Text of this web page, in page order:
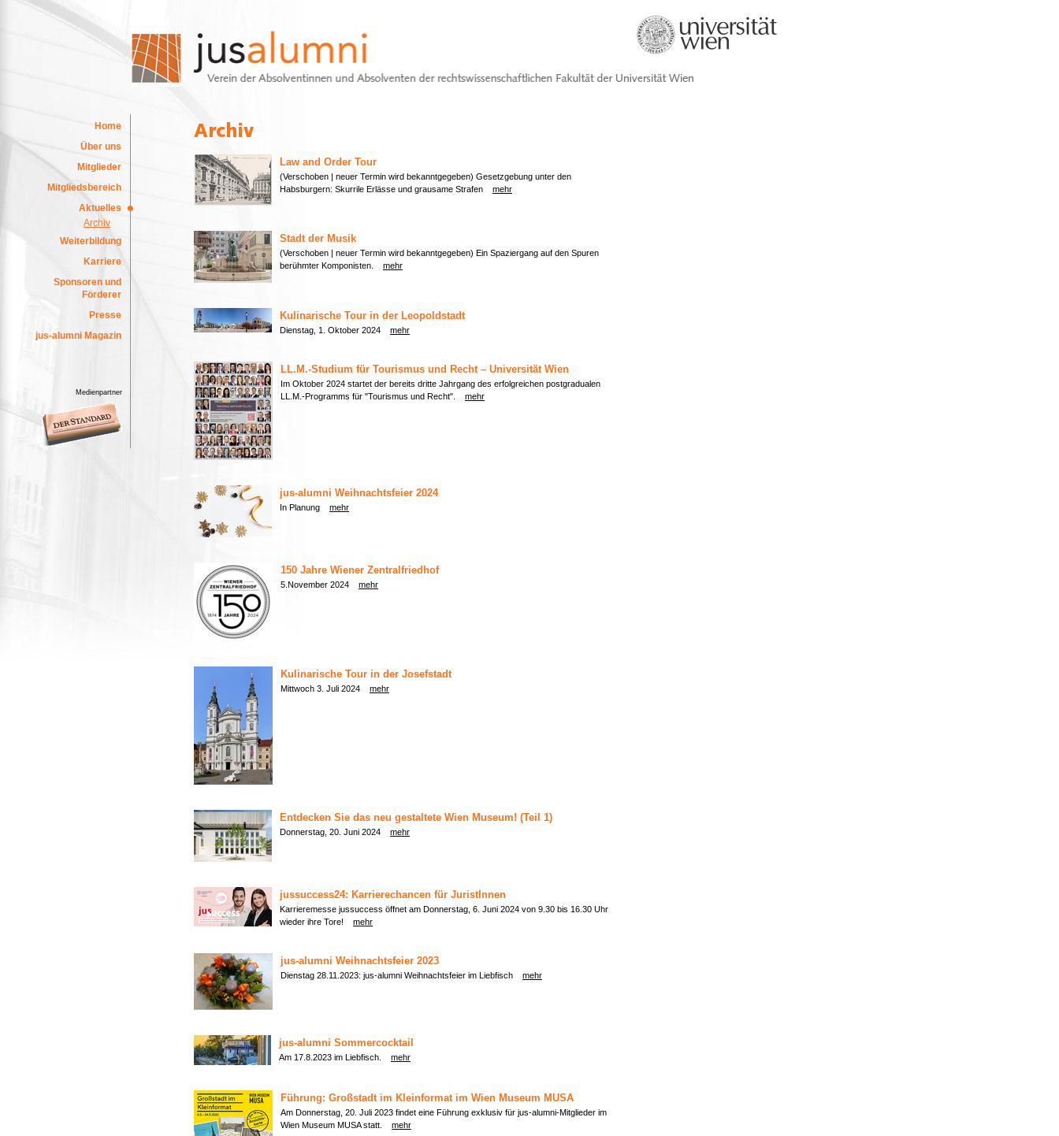
Home
Über uns
Mitglieder
Mitgliedsbereich
Aktuelles
Archiv
Weiterbildung
Karriere
Sponsoren und
Förderer
Presse
jus-alumni Magazin
Medienpartner
Law and Order Tour
(Verschoben | neuer Termin wird bekanntgegeben) Gesetzgebung unter den
Habsburgern: Skurrile Erlässe und grausame Strafen mehr
Stadt der Musik
(Verschoben | neuer Termin wird bekanntgegeben) Ein Spaziergang auf den Spuren
berühmter Komponisten. mehr
Kulinarische Tour in der Leopoldstadt
Dienstag, 1. Oktober 2024 mehr
LL.M.-Studium für Tourismus und Recht – Universität Wien
Im Oktober 2024 startet der bereits dritte Jahrgang des erfolgreichen postgradualen
LL.M.-Programms für "Tourismus und Recht". mehr
jus-alumni Weihnachtsfeier 2024
In Planung mehr
150 Jahre Wiener Zentralfriedhof
5.November 2024 mehr
Kulinarische Tour in der Josefstadt
Mittwoch 3. Juli 2024 mehr
Entdecken Sie das neu gestaltete Wien Museum! (Teil 1)
Donnerstag, 20. Juni 2024 mehr
jussuccess24: Karrierechancen für JuristInnen
Karrieremesse jussuccess öffnet am Donnerstag, 6. Juni 2024 von 9.30 bis 16.30 Uhr
wieder ihre Tore! mehr
jus-alumni Weihnachtsfeier 2023
Dienstag 28.11.2023: jus-alumni Weihnachtsfeier im Liebfisch mehr
jus-alumni Sommercocktail
Am 17.8.2023 im Liebfisch. mehr
Führung: Großstadt im Kleinformat im Wien Museum MUSA
Am Donnerstag, 20. Juli 2023 findet eine Führung exklusiv für jus-alumni-Mitglieder im
Wien Museum MUSA statt. mehr